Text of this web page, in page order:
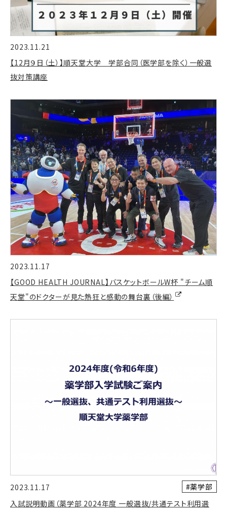
2023.11.21
【12月９日（土）】順天堂大学 学部合同（医学部を除く）一般選
抜対策講座
2023.11.17
【GOOD HEALTH JOURNAL】バスケットボールW杯 "チーム順
天堂"のドクターが見た熱狂と感動の舞台裏（後編）
2023.11.17
#薬学部
入試説明動画（薬学部 2024年度 一般選抜/共通テスト利用選